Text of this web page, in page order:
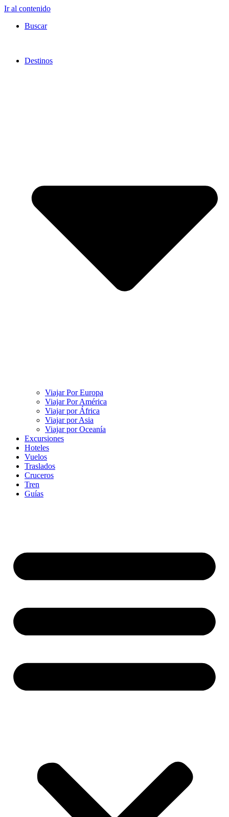
Ir al contenido
Buscar
Destinos
Viajar Por Europa
Viajar Por América
Viajar por África
Viajar por Asia
Viajar por Oceanía
Excursiones
Hoteles
Vuelos
Traslados
Cruceros
Tren
Guías